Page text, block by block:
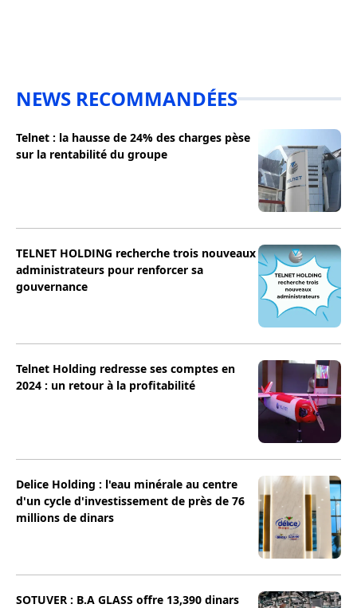
NEWS RECOMMANDÉES
Telnet : la hausse de 24% des charges pèse
sur la rentabilité du groupe
TELNET HOLDING recherche trois nouveaux
administrateurs pour renforcer sa
gouvernance
Telnet Holding redresse ses comptes en
2024 : un retour à la profitabilité
Delice Holding : l'eau minérale au centre
d'un cycle d'investissement de près de 76
millions de dinars
SOTUVER : B.A GLASS offre 13,390 dinars